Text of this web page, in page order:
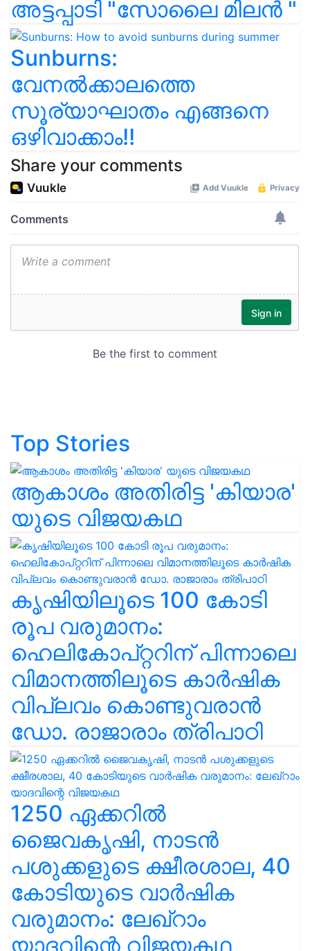
അട്ടപ്പാടി "സോലൈ മിലൻ "
Sunburns:
വേനൽക്കാലത്തെ
സൂര്യാഘാതം എങ്ങനെ
ഒഴിവാക്കാം!!
Share your comments
Top Stories
ആകാശം അതിരിട്ട 'കിയാര'
യുടെ വിജയകഥ
കൃഷിയിലൂടെ 100 കോടി
രൂപ വരുമാനം:
ഹെലികോപ്റ്ററിന് പിന്നാലെ
വിമാനത്തിലൂടെ കാർഷിക
വിപ്ലവം കൊണ്ടുവരാൻ
ഡോ. രാജാരാം ത്രിപാഠി
1250 ഏക്കറിൽ
ജൈവകൃഷി, നാടൻ
പശുക്കളുടെ ക്ഷീരശാല, 40
കോടിയുടെ വാർഷിക
വരുമാനം: ലേഖ്‌റാം
യാദവിന്റെ വിജയകഥ